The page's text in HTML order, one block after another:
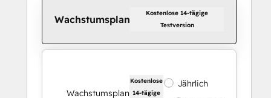
Wachstumsplan
Kostenlose 14-tägige
Testversion
Wachstumsplan
Kostenlose
14-tägige
Jährlich